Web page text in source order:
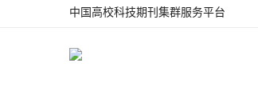
中国高校科技期刊集群服务平台